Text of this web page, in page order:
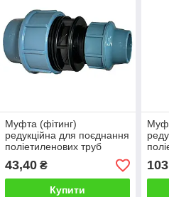
Муфта (фітинг)
редукційна для поєднання
поліетиленових труб
діаметром 32х25 мм
43,40₴
Купити